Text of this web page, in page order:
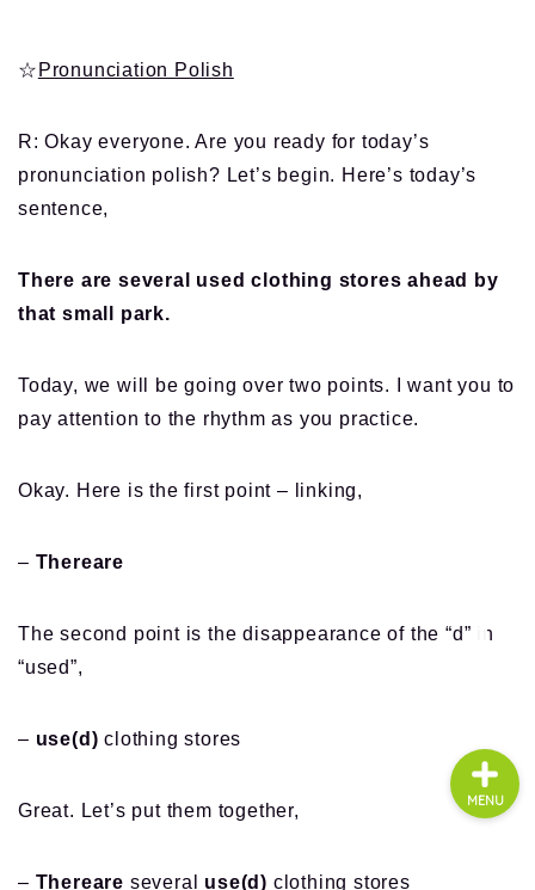
☆ Pronunciation Polish
R: Okay everyone. Are you ready for today’s
pronunciation polish? Let’s begin. Here’s today’s
sentence,
There are several used clothing stores ahead by
that small park.
Today, we will be going over two points. I want you to
pay attention to the rhythm as you practice.
Okay. Here is the first point – linking,
– Thereare
The second point is the disappearance of the “d” in
“used”,
– use(d) clothing stores
Great. Let’s put them together,
– Thereare several use(d) clothing stores
MENU
コース・料金
無料体験